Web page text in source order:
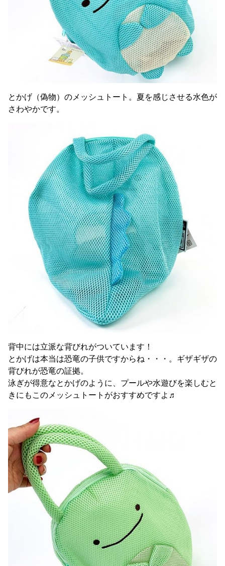
とかげ（偽物）のメッシュトート。夏を感じさせる水色が
さわやかです。
背中には立派な背びれがついています！
とかげは本当は恐竜の子供ですからね・・・。ギザギザの
背びれが恐竜の証拠。
泳ぎが得意なとかげのように、プールや水遊びを楽しむと
きにもこのメッシュトートがおすすめですよ♬